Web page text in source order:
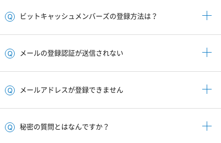
ビットキャッシュメンバーズの登録方法は？
メールの登録認証が送信されない
メールアドレスが登録できません
秘密の質問とはなんですか？